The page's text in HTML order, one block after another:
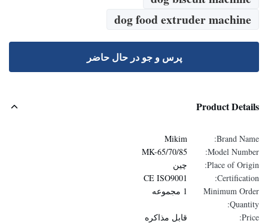
dog food extruder machine
پرس و جو در حال حاضر
Product Details
Brand Name:
Mikim
Model Number:
MK-65/70/85
Place of Origin:
چین
Certification:
CE ISO9001
Minimum Order
Quantity:
1 مجموعه
Price:
قابل مذاکره